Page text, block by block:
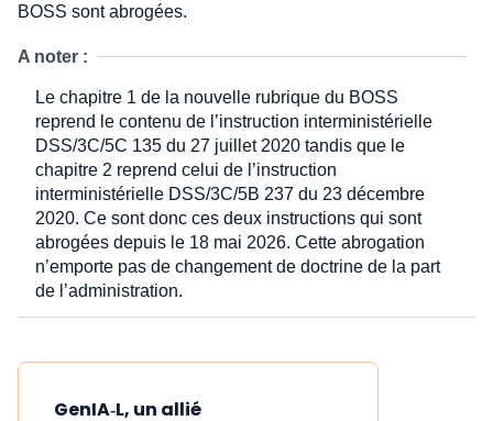
BOSS sont abrogées.
A noter :
Le chapitre 1 de la nouvelle rubrique du BOSS
reprend le contenu de l’instruction interministérielle
DSS/3C/5C 135 du 27 juillet 2020 tandis que le
chapitre 2 reprend celui de l’instruction
interministérielle DSS/3C/5B 237 du 23 décembre
2020. Ce sont donc ces deux instructions qui sont
abrogées depuis le 18 mai 2026. Cette abrogation
n’emporte pas de changement de doctrine de la part
de l’administration.
GenIA‑L, un allié